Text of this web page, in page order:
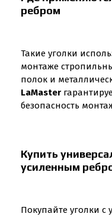
ребром
Такие уголки
монтаже
полок и
LaMaster
безопасность
Купить
усиленным
Покупайте уголки